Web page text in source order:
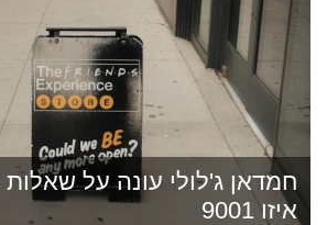
חמדאן ג'לולי עונה על
איזו 9001